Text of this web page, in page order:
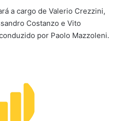
a cargo de Valerio Crezzini,
Costanzo e Vito
por Paolo Mazzoleni.